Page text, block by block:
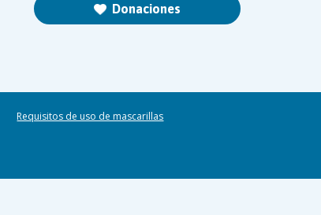
Donaciones
Requisitos de uso de mascarillas